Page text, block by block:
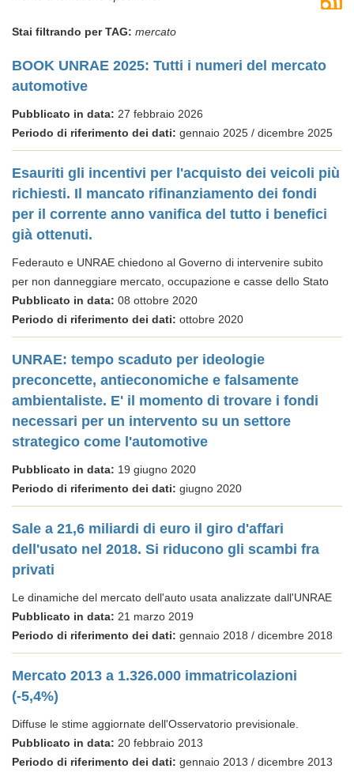
Stai filtrando per TAG: mercato
BOOK UNRAE 2025: Tutti i numeri del mercato
automotive
Pubblicato in data: 27 febbraio 2026
Periodo di riferimento dei dati: gennaio 2025 / dicembre 2025
Esauriti gli incentivi per l'acquisto dei veicoli più
richiesti. Il mancato rifinanziamento dei fondi
per il corrente anno vanifica del tutto i benefici
già ottenuti.
Federauto e UNRAE chiedono al Governo di intervenire subito
per non danneggiare mercato, occupazione e casse dello Stato
Pubblicato in data: 08 ottobre 2020
Periodo di riferimento dei dati: ottobre 2020
UNRAE: tempo scaduto per ideologie
preconcette, antieconomiche e falsamente
ambientaliste. E' il momento di trovare i fondi
necessari per un intervento su un settore
strategico come l'automotive
Pubblicato in data: 19 giugno 2020
Periodo di riferimento dei dati: giugno 2020
Sale a 21,6 miliardi di euro il giro d'affari
dell'usato nel 2018. Si riducono gli scambi fra
privati
Le dinamiche del mercato dell'auto usata analizzate dall'UNRAE
Pubblicato in data: 21 marzo 2019
Periodo di riferimento dei dati: gennaio 2018 / dicembre 2018
Mercato 2013 a 1.326.000 immatricolazioni
(-5,4%)
Diffuse le stime aggiornate dell'Osservatorio previsionale.
Pubblicato in data: 20 febbraio 2013
Periodo di riferimento dei dati: gennaio 2013 / dicembre 2013